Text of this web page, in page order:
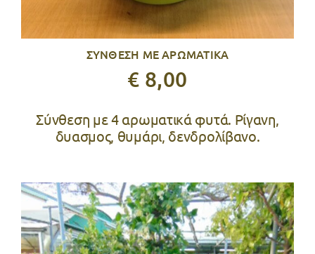
ΣΥΝΘΕΣΗ ΜΕ ΑΡΩΜΑΤΙΚΑ
€ 8,00
Σύνθεση με 4 αρωματικά φυτά. Ρίγανη,
δυασμος, θυμάρι, δενδρολίβανο.